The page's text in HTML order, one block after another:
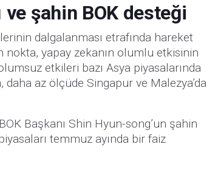
şahin BOK desteği
dalgalanması etrafında hareket
yapay zekanın olumlu etkisinin
etkileri bazı Asya piyasalarında
daha az ölçüde Singapur ve Malezya’da
Başkanı Shin Hyun-song’un şahin
temmuz ayında bir faiz